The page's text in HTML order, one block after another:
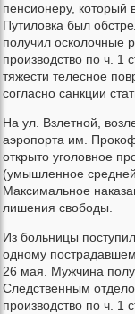
пенсионеру, который
Путиловка был
получил осколочные
производство по ч. 1
тяжести телесное
согласно санкции
На ул. Взлетной,
аэропорта им.
открыто уголовное
(умышленное
Максимальное
лишения свободы.
Из больницы
одному
26 мая. Мужчина
Следственным
производство по ч. 1